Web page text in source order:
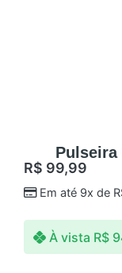
R$ 99,99
Em até 9x de
À vista R$